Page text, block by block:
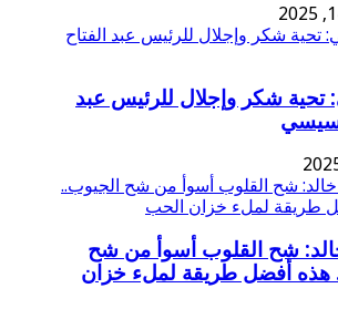
تحية شكر وإجلال للرئيس عبد
شح القلوب أسوأ من شح
هذه أفضل طريقة لملء خزان